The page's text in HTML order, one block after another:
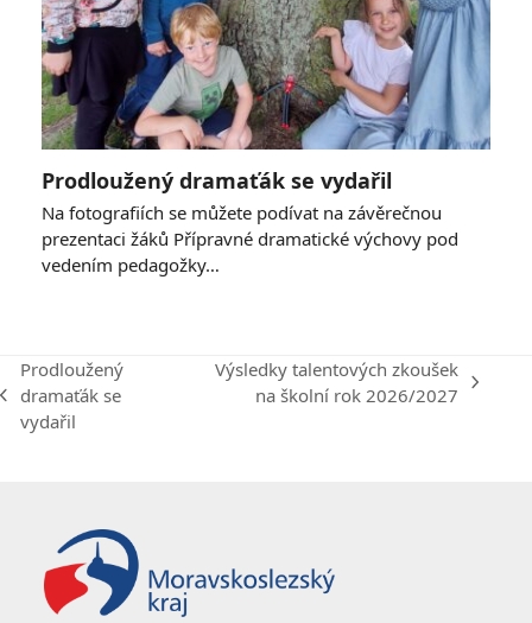
Prodloužený dramaťák se vydařil
Na fotografiích se můžete podívat na závěrečnou
prezentaci žáků Přípravné dramatické výchovy pod
vedením pedagožky…
previous
post:
Prodloužený
dramaťák se
vydařil
Výsledky talentových zkoušek
na školní rok 2026/2027